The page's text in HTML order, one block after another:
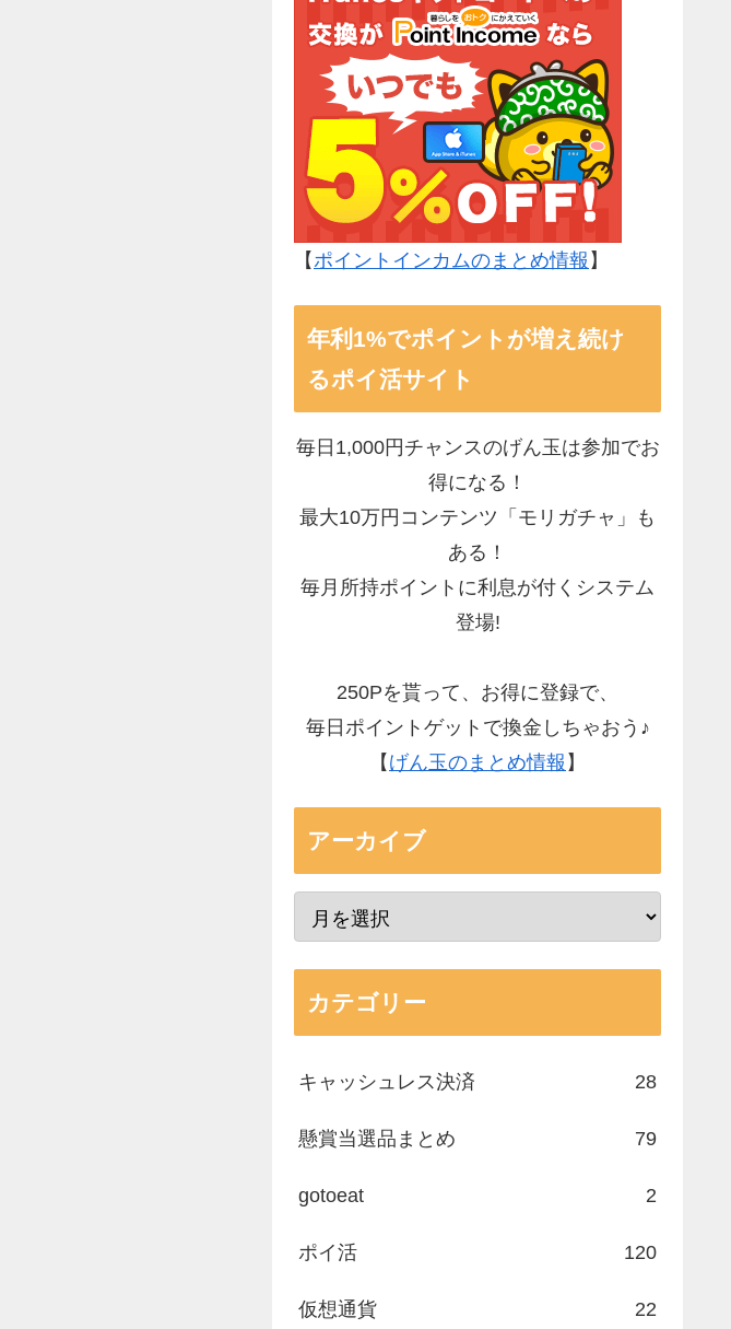
【 ポイントインカムのまとめ情報 】
年利1%でポイントが増え続け
るポイ活サイト
毎日1,000円チャンスのげん玉は参加でお
得になる！
最大10万円コンテンツ「モリガチャ」も
ある！
毎月所持ポイントに利息が付くシステム
登場!
250Pを貰って、お得に登録で、
毎日ポイントゲットで換金しちゃおう♪
【 げん玉のまとめ情報 】
アーカイブ
カテゴリー
キャッシュレス決済 28
懸賞当選品まとめ 79
gotoeat 2
ポイ活 120
仮想通貨 22